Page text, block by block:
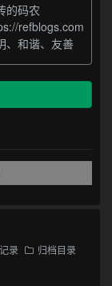
的码农
refblogs.com
、和谐、友善
录
归档目录